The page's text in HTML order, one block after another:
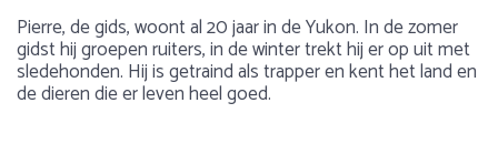
Pierre, de gids, woont al 20 jaar in de Yukon. In de zomer
gidst hij groepen ruiters, in de winter trekt hij er op uit met
sledehonden. Hij is getraind als trapper en kent het land en
de dieren die er leven heel goed.